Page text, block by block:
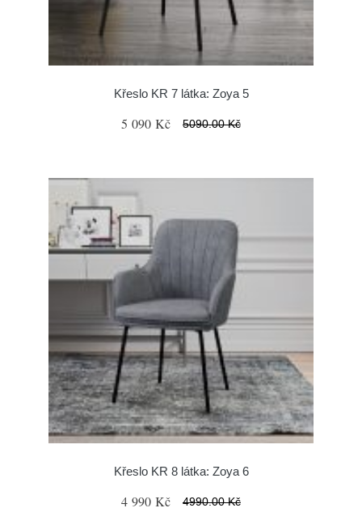
Křeslo KR 7 látka: Zoya 5
5 090 Kč 5090.00 Kč
Křeslo KR 8 látka: Zoya 6
4 990 Kč 4990.00 Kč